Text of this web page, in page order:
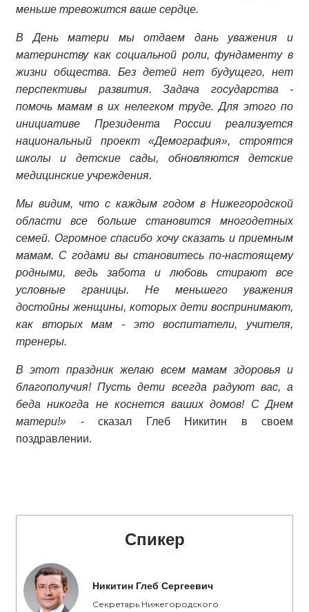
меньше тревожится ваше сердце.
В День матери мы отдаем дань уважения и
материнству как социальной роли, фундаменту в
жизни общества. Без детей нет будущего, нет
перспективы развития. Задача государства -
помочь мамам в их нелегком труде. Для этого по
инициативе Президента России реализуется
национальный проект «Демография», строятся
школы и детские сады, обновляются детские
медицинские учреждения.
Мы видим, что с каждым годом в Нижегородской
области все больше становится многодетных
семей. Огромное спасибо хочу сказать и приемным
мамам. С годами вы становитесь по-настоящему
родными, ведь забота и любовь стирают все
условные границы. Не меньшего уважения
достойны женщины, которых дети воспринимают,
как вторых мам - это воспитатели, учителя,
тренеры.
В этот праздник желаю всем мамам здоровья и
благополучия! Пусть дети всегда радуют вас, а
беда никогда не коснется ваших домов! С Днем
матери!» - сказал Глеб Никитин в своем
поздравлении.
Спикер
Никитин Глеб Сергеевич
Секретарь Нижегородского